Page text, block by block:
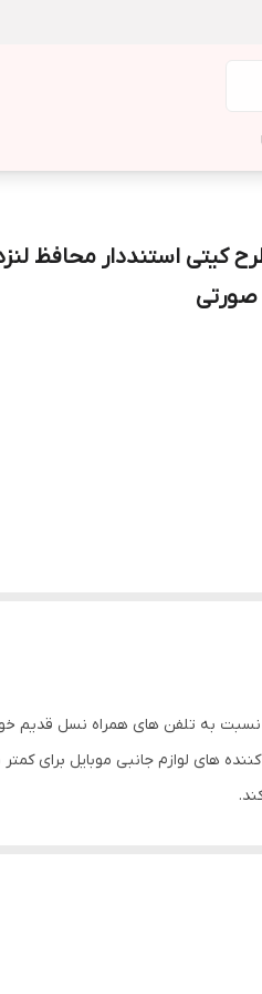
کیتی استنددار محافظ
به تلفن های همراه نسل قدیم
کننده های لوازم جانبی موبایل
که دارای محافظ لنز می باشد و
در قسمت پشتی قاب است که می توان از